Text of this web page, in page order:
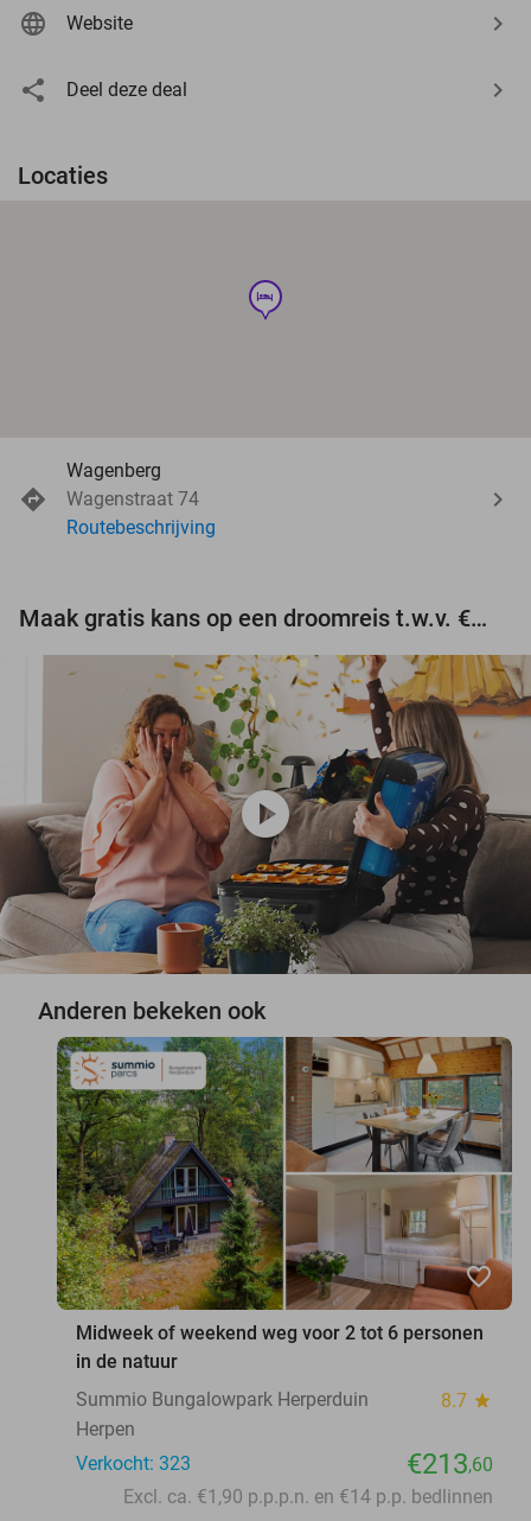
Website
Deel deze deal
Locaties
hotel
Wagenberg
Wagenstraat 74
Routebeschrijving
Maak gratis kans op een droomreis t.w.v. €3.000!
play_circle
Anderen bekeken ook
favorite_border
Midweek of weekend weg voor 2 tot 6 personen
in de natuur
Summio Bungalowpark Herperduin
8.7 star
Herpen
Verkocht: 323
€213,60
Excl. ca. €1,90 p.p.p.n. en €14 p.p. bedlinnen